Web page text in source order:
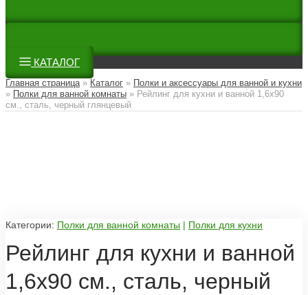
КАТАЛОГ
Главная страница» Каталог » Полки и аксессуары для ванной и кухни
» Полки для ванной комнаты » Рейлинг для кухни и ванной 1,6х90
см., сталь, черный глянцевый
Категории: Полки для ванной комнаты | Полки для кухни
Рейлинг для кухни и ванной
1,6х90 см., сталь, черный